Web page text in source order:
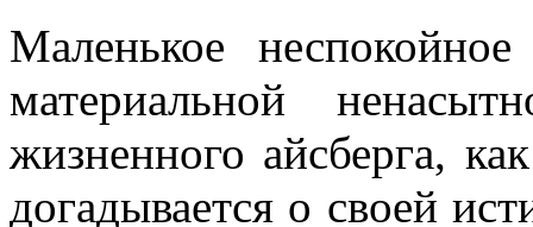
Маленькое
материальной
жизненного айсберга,
догадывается о своей